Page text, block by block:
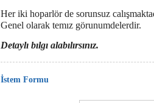
Her iki hoparlör de sorunsuz
Genel olarak temız görunumdelerdir.
Detaylı bılgı alabılırsınız.
İstem Formu